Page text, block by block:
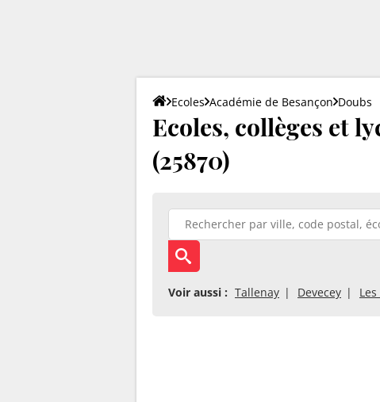
Ecoles Académie de Besançon Doubs
Ecoles, collèges et
(25870)
Voir aussi : Tallenay Devecey